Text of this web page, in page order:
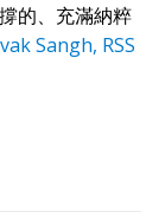
的、充滿納粹
Sangh, RSS